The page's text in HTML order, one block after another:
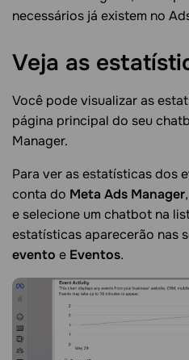
necessários já existem no
Veja as
Você pode visualizar as
página principal do seu
Manager.
Para ver as estatísticas dos
conta do Meta Ads Manager
e selecione um chatbot na
estatísticas aparecerão nas
evento e Eventos.